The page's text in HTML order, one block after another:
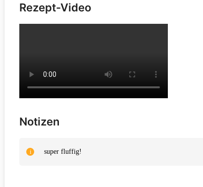
Rezept-Video
Notizen
super fluffig!